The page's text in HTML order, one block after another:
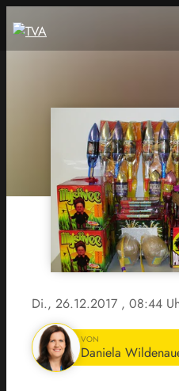
Di., 26.12.2017 , 08:44
VON
Daniela